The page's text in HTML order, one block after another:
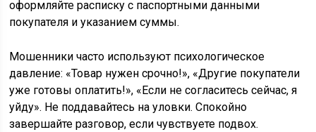
оформляйте расписку с паспортными данными
покупателя и указанием суммы.
Мошенники часто используют психологическое
давление: «Товар нужен срочно!», «Другие покупатели
уже готовы оплатить!», «Если не согласитесь сейчас, я
уйду». Не поддавайтесь на уловки. Спокойно
завершайте разговор, если чувствуете подвох.